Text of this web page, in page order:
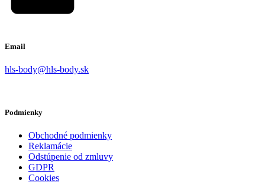
Email
hls-body@hls-body.sk
Podmienky
Obchodné podmienky
Reklamácie
Odstúpenie od zmluvy
GDPR
Cookies